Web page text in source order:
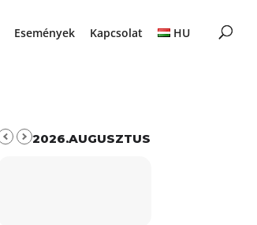
Események Kapcsolat HU
2026.AUGUSZTUS